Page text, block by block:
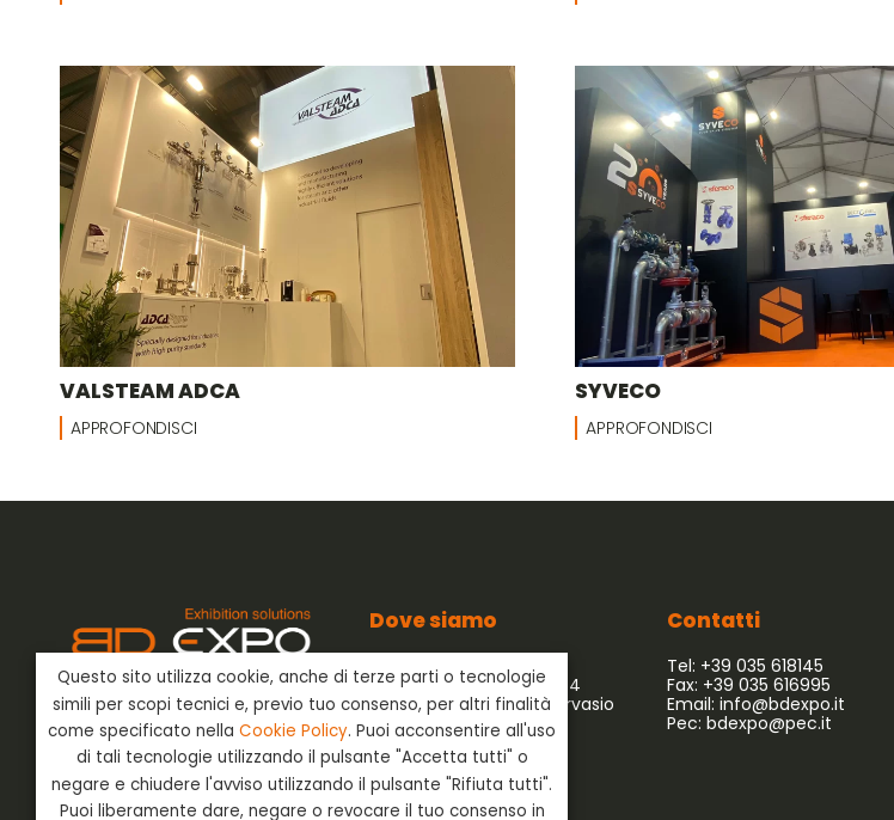
VALSTEAM ADCA
APPROFONDISCI
SYVECO
APPROFONDISCI
BD Expo s.r.l.è presente nel
settore degli allestimenti
fieristici già negli anni ’80 e offre
ai suoi clienti un servizio chiavi in
mano in Italia e all’estero.
Dove siamo
BD Expo s.r.l.
Via dell’Artigianato 54/64
24042 Capriate San Gervasio
Bergamo - Italia
Contatti
Tel: +39 035 618145
Fax: +39 035 616995
Email: info@bdexpo.it
Pec: bdexpo@pec.it
Questo sito utilizza cookie, anche di terze parti o tecnologie
simili per scopi tecnici e, previo tuo consenso, per altri finalità
come specificato nella Cookie Policy. Puoi acconsentire all'uso
di tali tecnologie utilizzando il pulsante "Accetta tutti" o
negare e chiudere l'avviso utilizzando il pulsante "Rifiuta tutti".
Puoi liberamente dare, negare o revocare il tuo consenso in